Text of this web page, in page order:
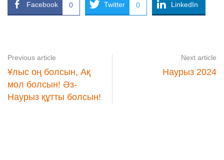
Facebook 0 Twitter 0 LinkedIn
Previous article
Ұлыс оң болсын, Ақ
мол болсын! Әз-
Наурыз құтты болсын!
Next article
Наурыз 2024